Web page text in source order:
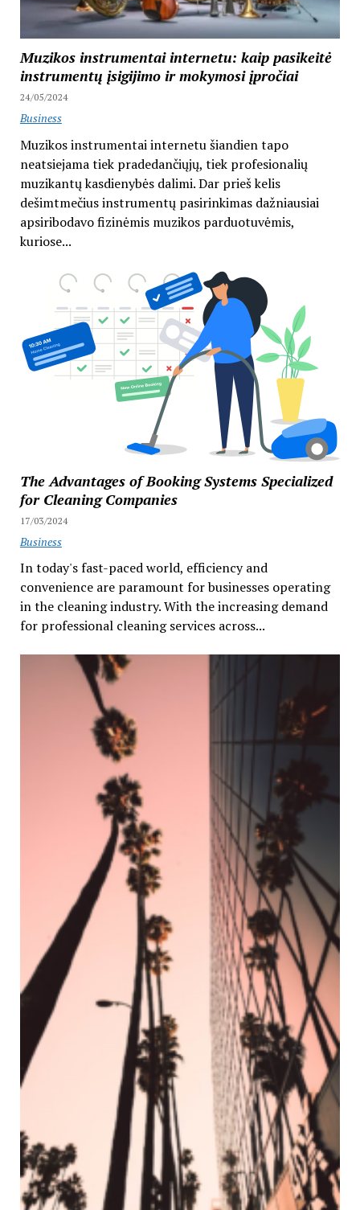
Muzikos instrumentai internetu: kaip pasikeitė
instrumentų įsigijimo ir mokymosi įpročiai
24/05/2024
Business
Muzikos instrumentai internetu šiandien tapo
neatsiejama tiek pradedančiųjų, tiek profesionalių
muzikantų kasdienybės dalimi. Dar prieš kelis
dešimtmečius instrumentų pasirinkimas dažniausiai
apsiribodavo fizinėmis muzikos parduotuvėmis,
kuriose...
The Advantages of Booking Systems Specialized
for Cleaning Companies
17/03/2024
Business
In today's fast-paced world, efficiency and
convenience are paramount for businesses operating
in the cleaning industry. With the increasing demand
for professional cleaning services across...